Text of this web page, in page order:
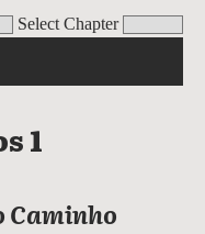
Select Chapter
1
Caminho